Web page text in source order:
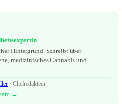
Hintergrund. Schreibt über
medizinisches Cannabis und
· Chefredakteur
→